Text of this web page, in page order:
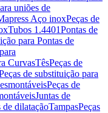
uniões de
Aço inoxPeças de
Tubos 1.4401Pontas de
para Pontas de
CurvasTêsPeças de
de substituição para
Peças de
Juntas de
de dilataçãoTampasPeças